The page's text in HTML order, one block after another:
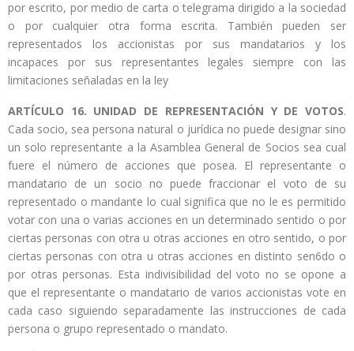
por escrito, por medio de carta o telegrama dirigido a la sociedad
o por cualquier otra forma escrita. También pueden ser
representados los accionistas por sus mandatarios y los
incapaces por sus representantes legales siempre con las
limitaciones señaladas en la ley
ARTÍCULO 16. UNIDAD DE REPRESENTACIÓN Y DE VOTOS.
Cada socio, sea persona natural o jurídica no puede designar sino
un solo representante a la Asamblea General de Socios sea cual
fuere el número de acciones que posea. El representante o
mandatario de un socio no puede fraccionar el voto de su
representado o mandante lo cual significa que no le es permitido
votar con una o varias acciones en un determinado sentido o por
ciertas personas con otra u otras acciones en otro sentido, o por
ciertas personas con otra u otras acciones en distinto sen6do o
por otras personas. Esta indivisibilidad del voto no se opone a
que el representante o mandatario de varios accionistas vote en
cada caso siguiendo separadamente las instrucciones de cada
persona o grupo representado o mandato.